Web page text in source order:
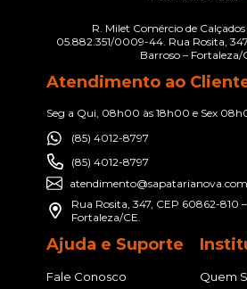
R. Milet Comércio de
05.882.351/0009-44. Rua Rosita,
Barroso – Fortaleza/
Atendimento ao
Seg a Qui, 08h00 às 18h00 e Sex
(85) 4012-8797
(85) 4012-8797
Rua Rosita, 347, CEP 60862-810
Fortaleza/CE.
Ajuda e Suporte
Fale Conosco
Quem